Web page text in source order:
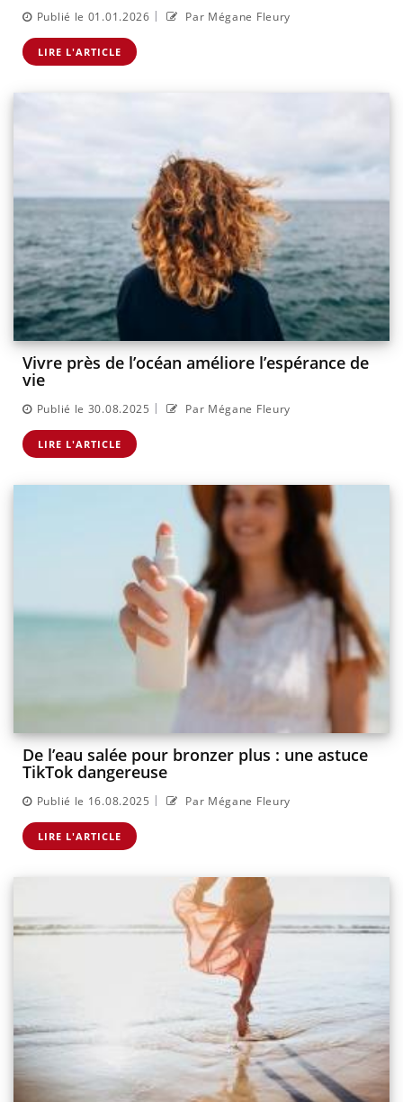
Publié le 01.01.2026 | Par Mégane Fleury
LIRE L'ARTICLE
Vivre près de l’océan améliore l’espérance de
vie
Publié le 30.08.2025 | Par Mégane Fleury
LIRE L'ARTICLE
De l’eau salée pour bronzer plus : une astuce
TikTok dangereuse
Publié le 16.08.2025 | Par Mégane Fleury
LIRE L'ARTICLE